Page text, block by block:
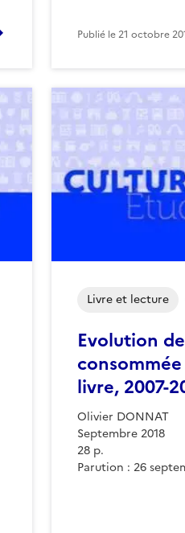
Publié le21 octobre
Evolution
livre, 2007-
Olivier DONNAT
Septembre 2018
28 p.
Parution : 26
Livre et lecture